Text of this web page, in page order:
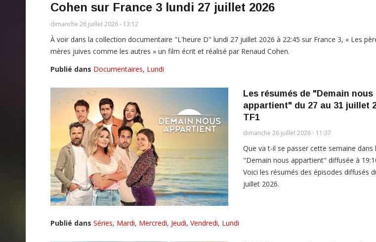
Cohen sur France 3 lundi 27 juillet 2026
dimanche 26 juillet 2026 - 13:12
À voir dans la collection documentaire "L'heure D" lundi 27 juillet 2026 à 22:45 sur France 3, « Les
mères juives comme les autres » un film écrit et réalisé par Renaud Cohen.
Publié dans Documentaires, Lundi
Les résumés de "Demain nous
appartient" du 27 au 31 juillet
TF1
dimanche 26 juillet 2026 - 11:37
Que va t-il se passer cette semaine dans
"Demain nous appartient" diffusée à
Voici les résumés des épisodes diffusés
juillet 2026.
Publié dans Séries, Mardi, Mercredi, Jeudi, Vendredi, Lundi